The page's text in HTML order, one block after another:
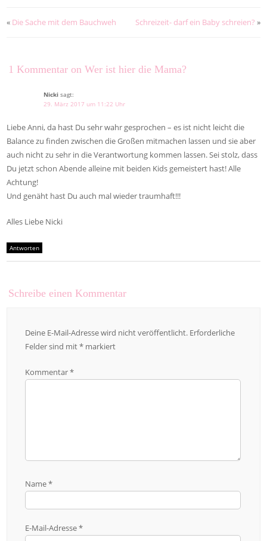
« Die Sache mit dem Bauchweh Schreizeit- darf ein Baby schreien? »
1 Kommentar on Wer ist hier die Mama?
Nicki sagt:
29. März 2017 um 11:22 Uhr
Liebe Anni, da hast Du sehr wahr gesprochen – es ist nicht leicht die
Balance zu finden zwischen die Großen mitmachen lassen und sie aber
auch nicht zu sehr in die Verantwortung kommen lassen. Sei stolz, dass
Du jetzt schon Abende alleine mit beiden Kids gemeistert hast! Alle
Achtung!
Und genäht hast Du auch mal wieder traumhaft!!!
Alles Liebe Nicki
Antworten
Schreibe einen Kommentar
Deine E-Mail-Adresse wird nicht veröffentlicht. Erforderliche
Felder sind mit* markiert
Kommentar*
Name*
E-Mail-Adresse*